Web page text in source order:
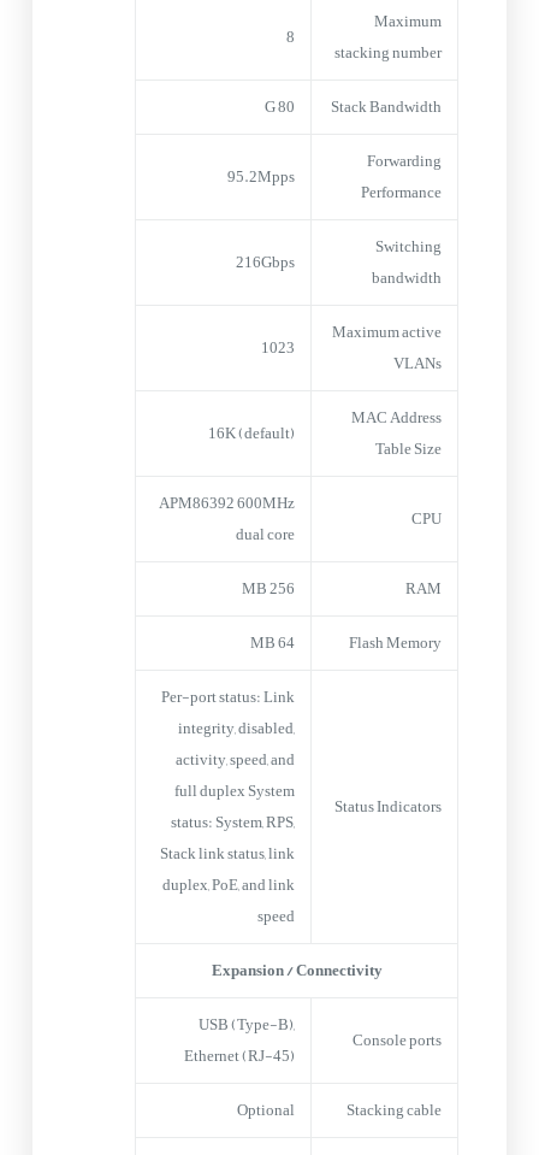
Maximum
stacking number
8
Stack Bandwidth
80 G
Forwarding
Performance
95.2Mpps
Switching
bandwidth
216Gbps
Maximum active
VLANs
1023
MAC Address
Table Size
16K (default)
CPU
APM86392 600MHz
dual core
RAM
256 MB
Flash Memory
64 MB
Status Indicators
Per-port status: Link
integrity, disabled,
activity, speed, and
full duplex System
status: System, RPS,
Stack link status, link
duplex, PoE, and link
speed
Expansion / Connectivity
Console ports
USB (Type-B),
Ethernet (RJ-45)
Stacking cable
Optional